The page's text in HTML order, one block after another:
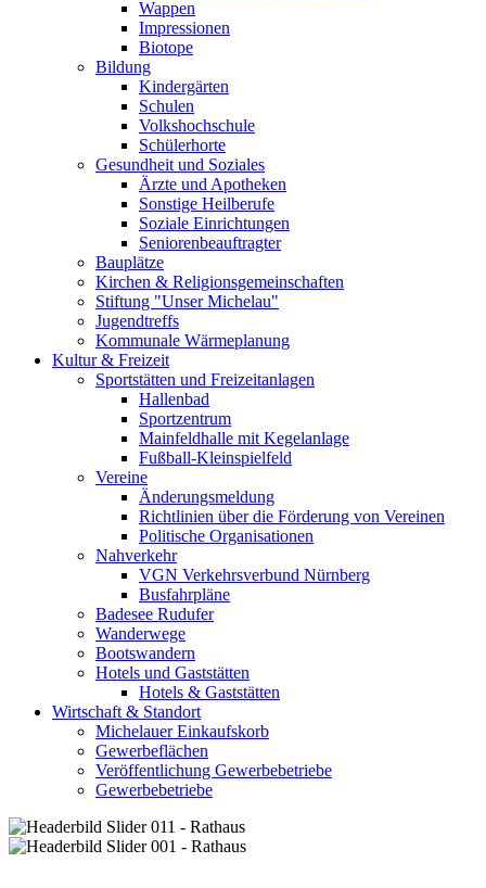
Wappen
Impressionen
Biotope
Bildung
Kindergärten
Schulen
Volkshochschule
Schülerhorte
Gesundheit und Soziales
Ärzte und Apotheken
Sonstige Heilberufe
Soziale Einrichtungen
Seniorenbeauftragter
Bauplätze
Kirchen & Religionsgemeinschaften
Stiftung "Unser Michelau"
Jugendtreffs
Kommunale Wärmeplanung
Kultur & Freizeit
Sportstätten und Freizeitanlagen
Hallenbad
Sportzentrum
Mainfeldhalle mit Kegelanlage
Fußball-Kleinspielfeld
Vereine
Änderungsmeldung
Richtlinien über die Förderung von Vereinen
Politische Organisationen
Nahverkehr
VGN Verkehrsverbund Nürnberg
Busfahrpläne
Badesee Rudufer
Wanderwege
Bootswandern
Hotels und Gaststätten
Hotels & Gaststätten
Wirtschaft & Standort
Michelauer Einkaufskorb
Gewerbeflächen
Veröffentlichung Gewerbebetriebe
Gewerbebetriebe